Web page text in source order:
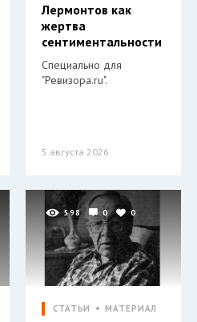
Лермонтов как
жертва
сентиментальности
Специально для
"Ревизора.ru".
5 августа 2026
598 0 0
СТАТЬИ МАТЕРИАЛ